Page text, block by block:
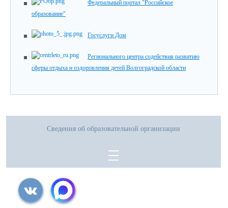
Федеральный портал "Российское
образование"
Госуслуги Дом
Регионального центра содействия развитию
сферы отдыха и оздоровления детей Волгоградской области
Сведения об образовательной организации